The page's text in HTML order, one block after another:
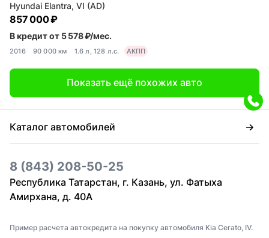
Hyundai Elantra, VI (AD)
857 000 ₽
В кредит от 5 578 ₽/мес.
2016 90 000 км 1.6 л, 128 л.с. АКПП
Показать ещё похожих авто
Каталог автомобилей
8 (843) 208-50-25
Республика Татарстан, г. Казань, ул. Фатыха
Амирхана, д. 40А
Пример расчета автокредита на покупку автомобиля Kia Cerato, IV.